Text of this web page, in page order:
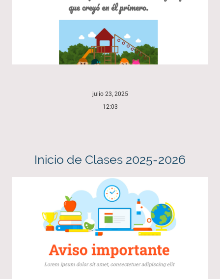
julio 23, 2025
12:03
Inicio de Clases 2025-2026